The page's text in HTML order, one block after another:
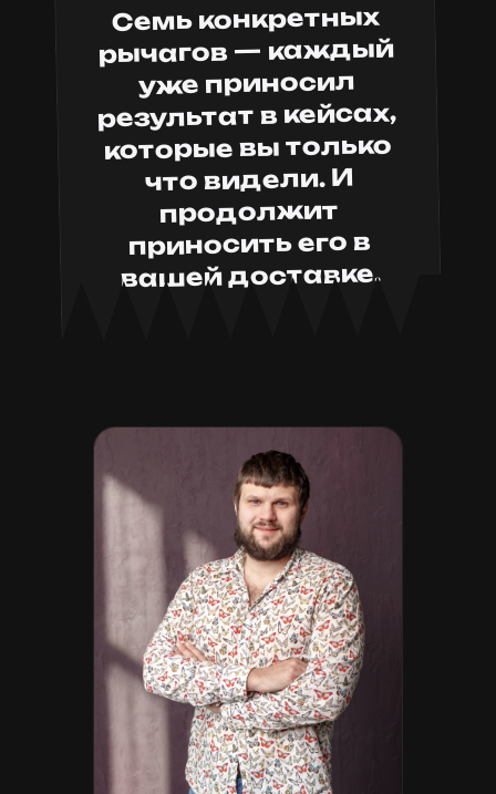
Семь конкретных
рычагов — каждый
уже приносил
результат в кейсах,
которые вы только
что видели. И
продолжит
приносить его в
вашей доставке.